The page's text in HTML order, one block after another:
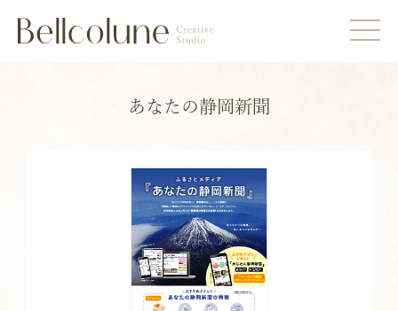
あなたの静岡新聞